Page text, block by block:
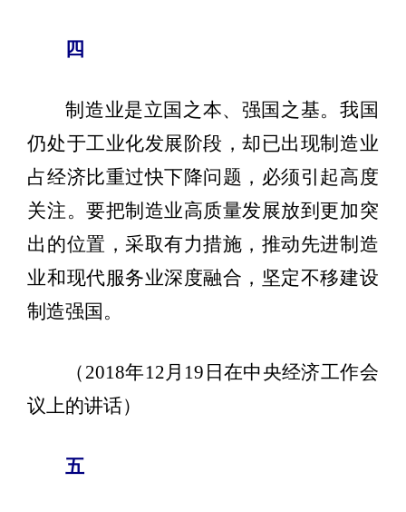
四
制造业是立国之本、强国之基。我国
仍处于工业化发展阶段，却已出现制造业
占经济比重过快下降问题，必须引起高度
关注。要把制造业高质量发展放到更加突
出的位置，采取有力措施，推动先进制造
业和现代服务业深度融合，坚定不移建设
制造强国。
（2018年12月19日在中央经济工作会
议上的讲话）
五